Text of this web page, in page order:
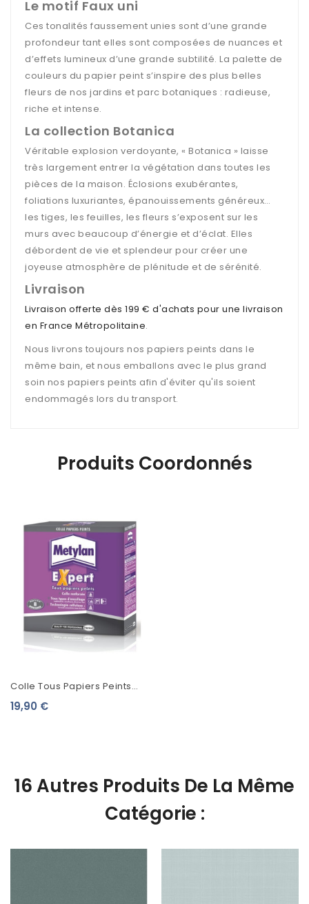
Le motif Faux uni
Ces tonalités faussement unies sont d’une grande
profondeur tant elles sont composées de nuances et
d’effets lumineux d’une grande subtilité. La palette de
couleurs du papier peint s’inspire des plus belles
fleurs de nos jardins et parc botaniques : radieuse,
riche et intense.
La collection Botanica
Véritable explosion verdoyante, « Botanica » laisse
très largement entrer la végétation dans toutes les
pièces de la maison. Éclosions exubérantes,
foliations luxuriantes, épanouissements généreux…
les tiges, les feuilles, les fleurs s’exposent sur les
murs avec beaucoup d’énergie et d’éclat. Elles
débordent de vie et splendeur pour créer une
joyeuse atmosphère de plénitude et de sérénité.
Livraison
Livraison offerte dès 199 € d'achats pour une livraison
en France Métropolitaine.
Nous livrons toujours nos papiers peints dans le
même bain, et nous emballons avec le plus grand
soin nos papiers peints afin d'éviter qu'ils soient
endommagés lors du transport.
Produits Coordonnés
Colle Tous Papiers Peints
Metylan Expert
19,90 €
16 Autres Produits De La Même
Catégorie :